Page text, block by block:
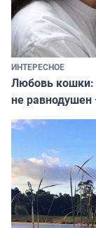
ИНТЕРЕСНОЕ
Любовь кошки:
не равнодушен